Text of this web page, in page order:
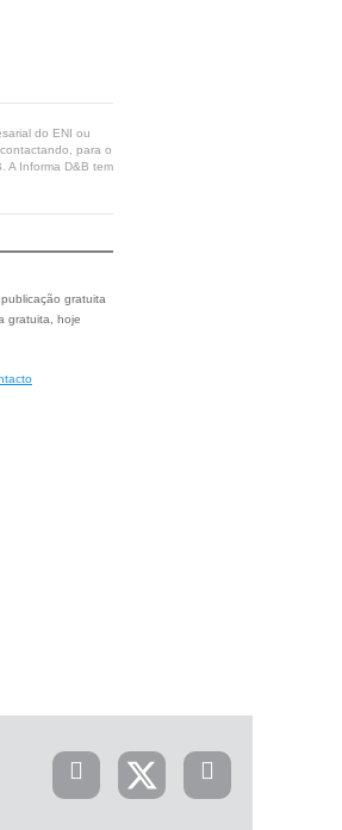
do ENI ou
para o
A Informa D&B tem
gratuita
gratuita, hoje